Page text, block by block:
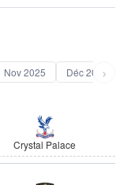
Nov 2025 Déc 2025›
Crystal Palace